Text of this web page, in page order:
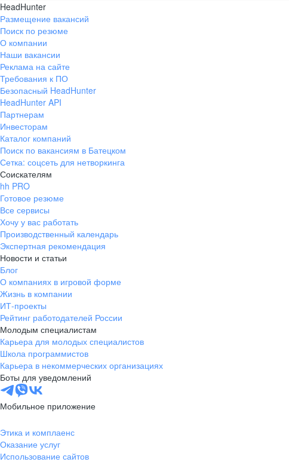
HeadHunter
Размещение вакансий
Поиск по резюме
О компании
Наши вакансии
Реклама на сайте
Требования к ПО
Безопасный HeadHunter
HeadHunter API
Партнерам
Инвесторам
Каталог компаний
Поиск по вакансиям в Батецком
Сетка: соцсеть для нетворкинга
Соискателям
hh PRO
Готовое резюме
Все сервисы
Хочу у вас работать
Производственный календарь
Экспертная рекомендация
Новости и статьи
Блог
О компаниях в игровой форме
Жизнь в компании
ИТ-проекты
Рейтинг работодателей России
Молодым специалистам
Карьера для молодых специалистов
Школа программистов
Карьера в некоммерческих организациях
Боты для уведомлений
Мобильное приложение
Этика и комплаенс
Оказание услуг
Использование сайтов